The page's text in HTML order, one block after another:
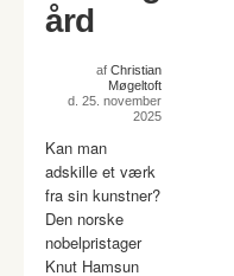
ård
af Christian
Møgeltoft
d. 25. november
2025
Kan man
adskille et værk
fra sin kunstner?
Den norske
nobelpristager
Knut Hamsun